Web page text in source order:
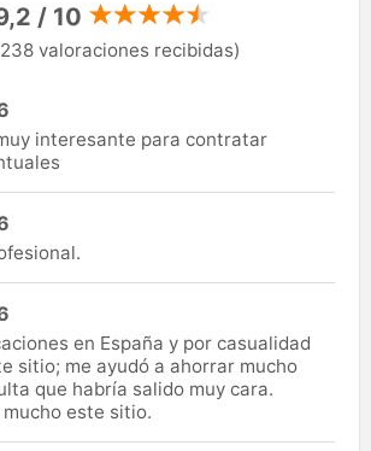
/ 10
valoraciones recibidas)
interesante para contratar
en España y por casualidad
sitio; me ayudó a ahorrar mucho
que habría salido muy cara.
este sitio.